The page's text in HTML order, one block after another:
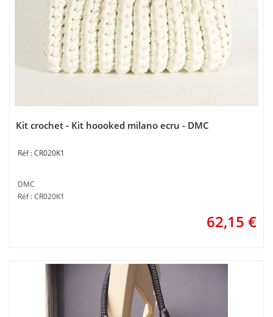
Kit crochet - Kit hoooked milano ecru - DMC
CR020K1
DMC
Réf : CR020K1
62,15 €